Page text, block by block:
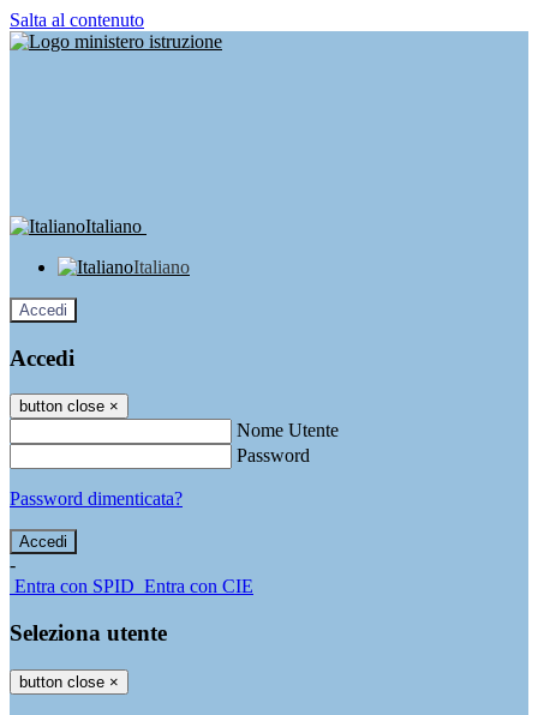
Salta al contenuto
Italiano
Italiano
Accedi
Accedi
button close ×
Nome Utente
Password
Password dimenticata?
-
Entra con SPID Entra con CIE
Seleziona utente
button close ×